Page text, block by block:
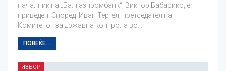
началник на „Балгазпромбанк“, Виктор Бабарико, е
приведен. Според Иван Тертел, претседател на
Комитетот за државна контрола во…
ПОВЕЌЕ...
ИЗБОР